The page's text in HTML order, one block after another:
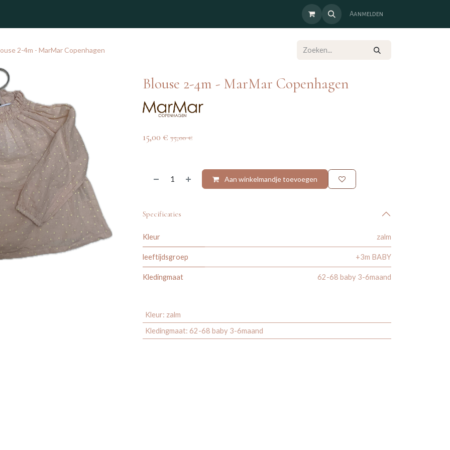
Aanmelden
2-4m - MarMar Copenhagen
Blouse 2-4m - MarMar Copenhagen
15,00 € 35,00€
Aan winkelmandje toevoegen
Specificaties
Kleur zalm
leeftijdsgroep +3m BABY
Kledingmaat 62-68 baby 3-6maand
Kleur: zalm
Kledingmaat: 62-68 baby 3-6maand